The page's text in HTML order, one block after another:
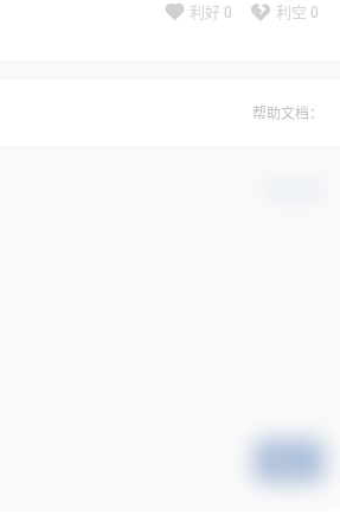
利好 0 利空 0
帮助文档：